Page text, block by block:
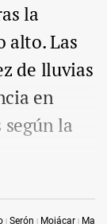
Serón Mojácar
la
alto. Las
de lluvias
en
la